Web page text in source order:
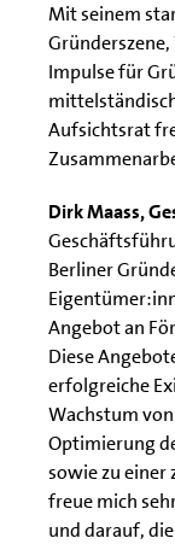
Mit seinem
Impulse für
Aufsichtsrat
Dirk Maass,
Berliner
Angebot an
Diese
erfolgreiche
Wachstum
Optimierung
sowie zu
freue mich
und darauf,